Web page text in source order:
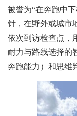
被誉为“在奔跑中
针，在野外或城市
依次到访检查点，
耐力与路线选择的
奔跑能力）和思维